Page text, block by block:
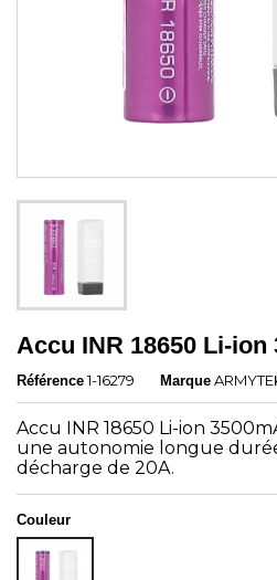
Accu INR 18650 Li-ion
Référence 1-16279 Marque
Accu INR 18650 Li-ion
une autonomie longue
décharge de 20A.
Couleur
ROSE